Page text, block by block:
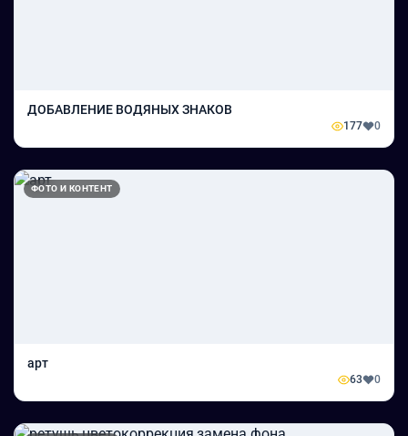
ДОБАВЛЕНИЕ ВОДЯНЫХ ЗНАКОВ
177 0
ФОТО И КОНТЕНТ
арт
63 0